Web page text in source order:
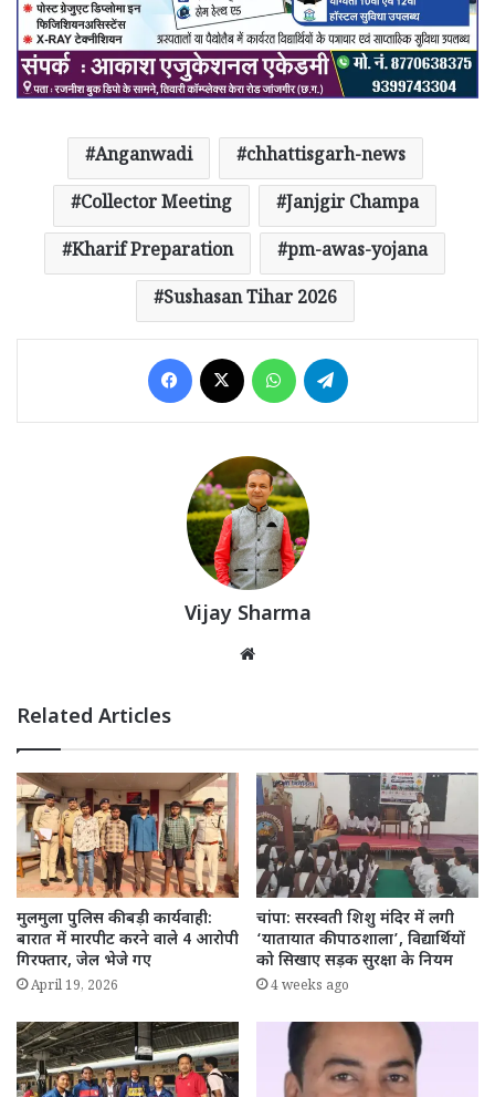
Anganwadi
chhattisgarh-news
Collector Meeting
Janjgir Champa
Kharif Preparation
pm-awas-yojana
Sushasan Tihar 2026
Facebook WhatsApp
Vijay Sharma
Related Articles
मुलमुला पुलिस की बड़ी कार्यवाही:
बारात में मारपीट करने वाले 4 आरोपी
गिरफ्तार, जेल भेजे गए
April 19, 2026
चांपा: सरस्वती शिशु मंदिर में लगी
‘यातायात की पाठशाला’, विद्यार्थियों
को सिखाए सड़क सुरक्षा के नियम
4 weeks ago